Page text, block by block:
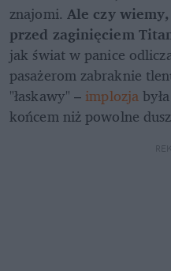
znajomi. Ale czy
przed zaginięciem
jak świat w panice
pasażerom zabraknie
"łaskawy" – implozja
końcem niż powolne